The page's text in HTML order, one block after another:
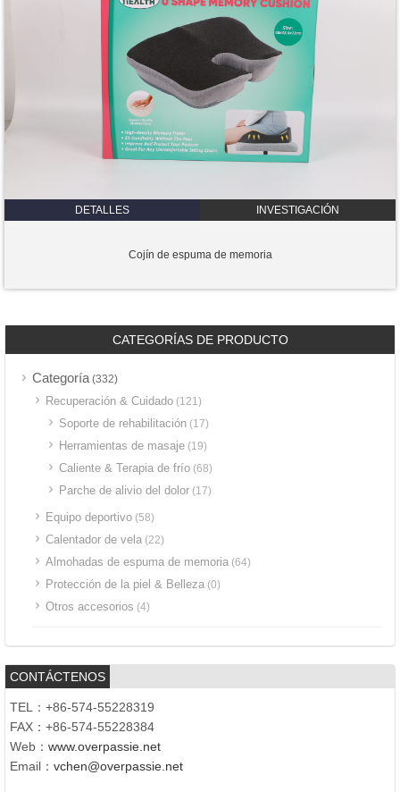
DETALLES INVESTIGACIÓN
Cojín de espuma de memoria
CATEGORÍAS DE PRODUCTO
Categoría(332)
Recuperación & Cuidado (121)
Soporte de rehabilitación (17)
Herramientas de masaje (19)
Caliente & Terapia de frío (68)
Parche de alivio del dolor (17)
Equipo deportivo (58)
Calentador de vela (22)
Almohadas de espuma de memoria (64)
Protección de la piel & Belleza (0)
Otros accesorios (4)
CONTÁCTENOS
TEL：+86-574-55228319
FAX：+86-574-55228384
Web： www.overpassie.net
Email： vchen@overpassie.net